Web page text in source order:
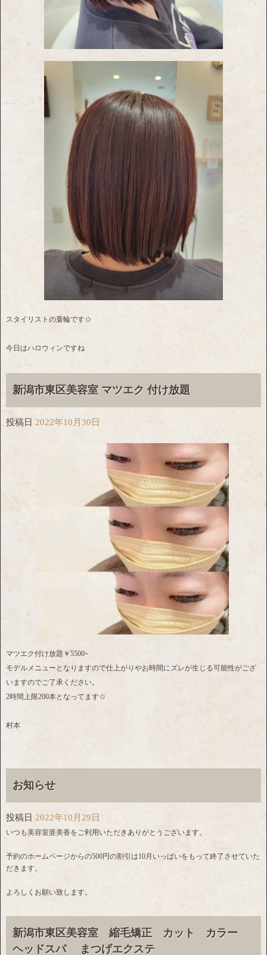
スタイリストの蓑輪です☆
今日はハロウィンですね
新潟市東区美容室 マツエク 付け放題
投稿日 2022年10月30日
マツエク付け放題￥5500~
モデルメニューとなりますので仕上がりやお時間にズレが生じる可能性がござ
いますのでご了承ください。
2時間上限200本となってます☆
村本
お知らせ
投稿日 2022年10月29日
いつも美容室亜美香をご利用いただきありがとうございます。
予約のホームページからの500円の割引は10月いっぱいをもって終了させていた
だきます。
よろしくお願い致します。
新潟市東区美容室 縮毛矯正 カット カラー
ヘッドスパ まつげエクステ